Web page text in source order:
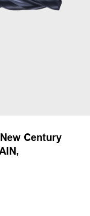
Century